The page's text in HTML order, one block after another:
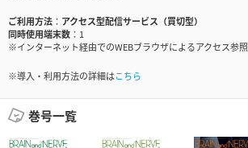
ご利用方法
アクセス型配信サービス（買切型）
同時使用端末数
1
※インターネット経由でのWEBブラウザによるアクセス参照
※導入・利用方法の詳細はこちら
巻号一覧